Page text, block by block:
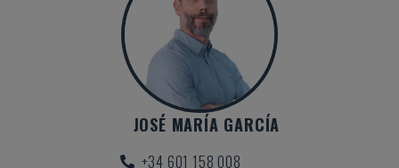
JOSÉ MARÍA GARCÍA
+34 601 158 008